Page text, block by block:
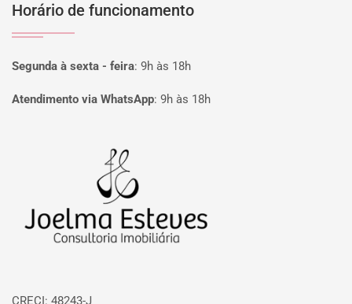
Horário de funcionamento
Segunda à sexta - feira: 9h às 18h
Atendimento via WhatsApp: 9h às 18h
CRECI: 48243-J